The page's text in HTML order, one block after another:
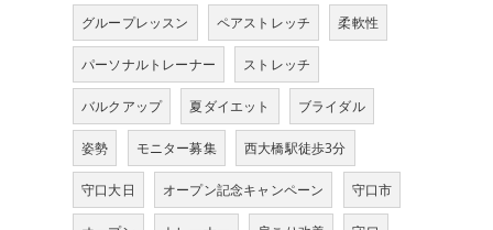
グループレッスン ペアストレッチ 柔軟性
パーソナルトレーナー ストレッチ
バルクアップ 夏ダイエット ブライダル
姿勢 モニター募集 西大橋駅徒歩3分
守口大日 オープン記念キャンペーン 守口市